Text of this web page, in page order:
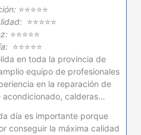
⭐⭐⭐⭐⭐
⭐⭐⭐⭐⭐
⭐⭐⭐⭐⭐
⭐⭐⭐⭐⭐
en toda la provincia de
equipo de profesionales
en la reparación de
calderas…
día es importante porque
conseguir la máxima calidad